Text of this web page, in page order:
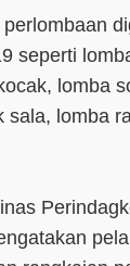
seperti
lomba
sala, lomba